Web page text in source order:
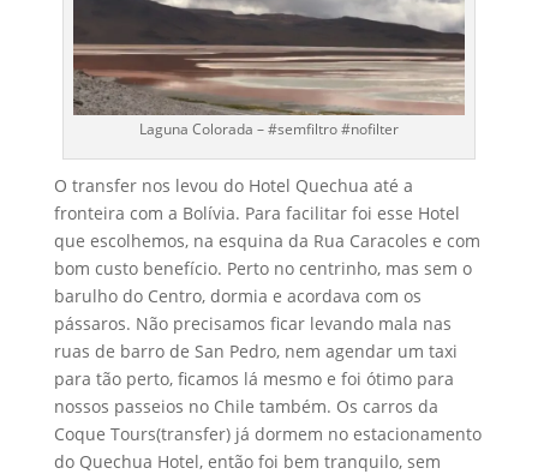
Laguna Colorada – #semfiltro #nofilter
O transfer nos levou do Hotel Quechua até a
fronteira com a Bolívia. Para facilitar foi esse Hotel
que escolhemos, na esquina da Rua Caracoles e com
bom custo benefício. Perto no centrinho, mas sem o
barulho do Centro, dormia e acordava com os
pássaros. Não precisamos ficar levando mala nas
ruas de barro de San Pedro, nem agendar um taxi
para tão perto, ficamos lá mesmo e foi ótimo para
nossos passeios no Chile também. Os carros da
Coque Tours(transfer) já dormem no estacionamento
do Quechua Hotel, então foi bem tranquilo, sem